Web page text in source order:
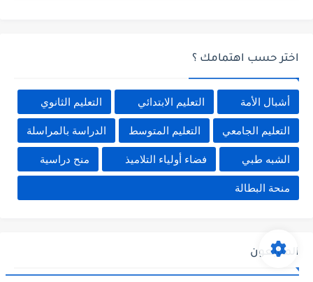
اختر حسب اهتمامك ؟
أشبال الأمة التعليم الابتدائي التعليم الثانوي
التعليم الجامعي التعليم المتوسط الدراسة بالمراسلة
الشبه طبي فضاء أولياء التلاميذ منح دراسية
منحة البطالة
المتابعون